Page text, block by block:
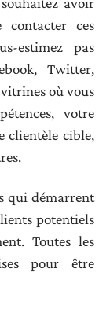
ces
estimez pas
Twitter,
où vous
votre
clientèle cible,
qui démarrent
potentiels
Toutes les
pour être